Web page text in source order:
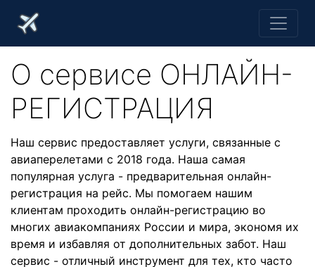
О cервисе ОНЛАЙН-
РЕГИСТРАЦИЯ
Наш сервис предоставляет услуги, связанные с
авиаперелетами с 2018 года. Наша самая
популярная услуга - предварительная онлайн-
регистрация на рейс. Мы помогаем нашим
клиентам проходить онлайн-регистрацию во
многих авиакомпаниях России и мира, экономя их
время и избавляя от дополнительных забот. Наш
сервис - отличный инструмент для тех, кто часто